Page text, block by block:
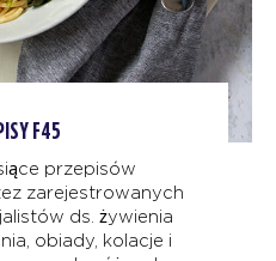
F45
przepisów
zarejestrowanych
ds. żywienia
obiady, kolacje i